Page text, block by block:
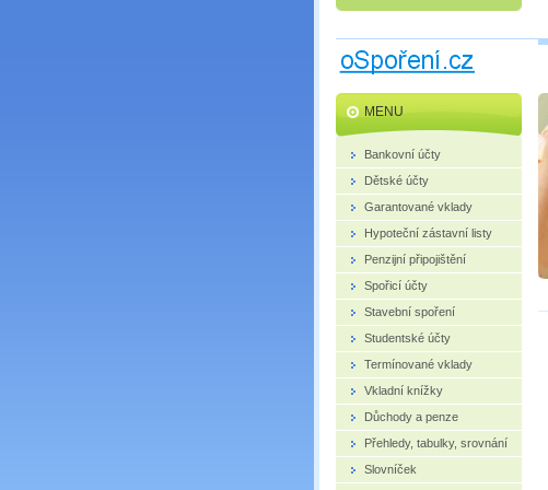
MENU
Bankovní účty
Dětské účty
Garantované vklady
Hypoteční zástavní listy
Penzijní připojištění
Spořicí účty
Stavební spoření
Studentské účty
Termínované vklady
Vkladní knížky
Důchody a penze
Přehledy, tabulky, srovnání
Slovníček